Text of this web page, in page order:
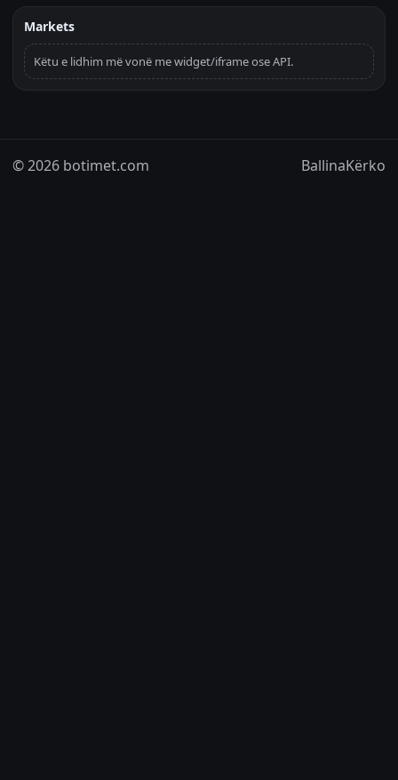
Markets
Këtu e lidhim më vonë me widget/iframe ose API.
© 2026 botimet.com BallinaKërko